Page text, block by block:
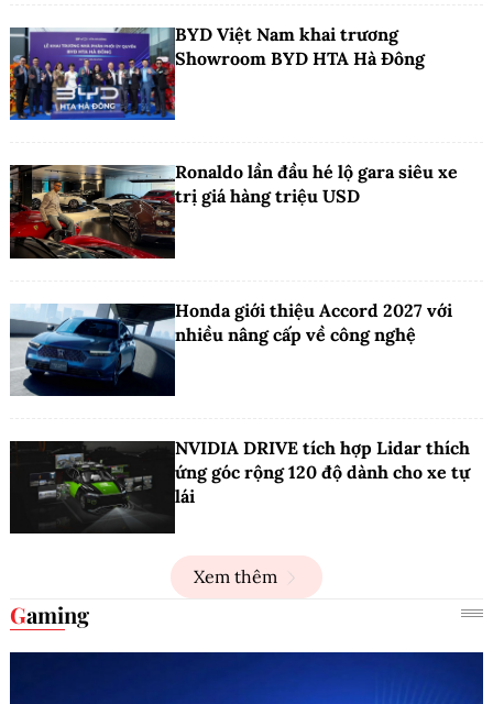
BYD Việt Nam khai trương
Showroom BYD HTA Hà Đông
Ronaldo lần đầu hé lộ gara siêu xe
trị giá hàng triệu USD
Honda giới thiệu Accord 2027 với
nhiều nâng cấp về công nghệ
NVIDIA DRIVE tích hợp Lidar thích
ứng góc rộng 120 độ dành cho xe tự
lái
Xem thêm
Gaming